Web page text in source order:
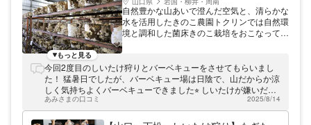
自然豊かな山あいで澄んだ空気と、清らかな
水を活用したきのこ農園トクリンでは自然環
境と調和した菌床きのこ栽培をおこなってい
が特徴の舞茸など、個性豊かなきのこたちの
収穫体験やその場で楽しむことができる
BBQ体験などをお楽しみいただけます！
もっと見る
今回2度目のしいたけ狩りとバーベキューをさせてもらいまし
た！ 猛暑日でしたが、バーベキュー場は日陰で、山だからか涼
しく気持ちよくバーベキューできました⭐︎ しいたけが嫌いだっ
た息子が、以前トクリンさんのしいたけを食べてから、しいた
けが大好きになり、今回も行こう！って楽しみにしてました⭐︎
今回もいい体験と思い出、ありがとうございました😊
あみさまの口コミ 2025/8/14